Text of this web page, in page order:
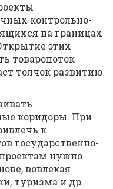
контрольно-
на границах
этих
товаропоток
толчок развитию
коридоры. При
к
государственно-
нужно
вовлекая
туризма и др.